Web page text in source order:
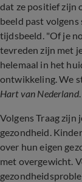
dat ze positief zijn
beeld past
tijdsbeeld. "Of je
tevreden zijn met
helemaal in het
ontwikkeling. We
Hart van Nederland.
Volgens Traag
gezondheid.
over hun eigen
met overgewicht.